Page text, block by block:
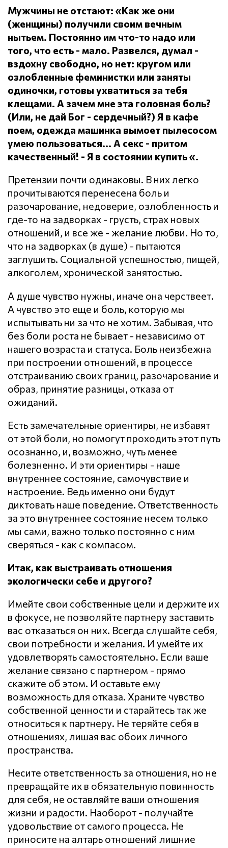
Мужчины не отстают: «Как же они
(женщины) получили своим вечным
нытьем. Постоянно им что-то надо или
того, что есть - мало. Развелся, думал -
вздохну свободно, но нет: кругом или
озлобленные феминистки или заняты
одиночки, готовы ухватиться за тебя
клещами. А зачем мне эта головная боль?
(Или, не дай Бог - сердечный?) Я в кафе
поем, одежда машинка вымоет пылесосом
умею пользоваться... А секс - притом
качественный! - Я в состоянии купить «.
Претензии почти одинаковы. В них легко
прочитываются перенесена боль и
разочарование, недоверие, озлобленность и
где-то на задворках - грусть, страх новых
отношений, и все же - желание любви. Но то,
что на задворках (в душе) - пытаются
заглушить. Социальной успешностью, пищей,
алкоголем, хронической занятостью.
А душе чувство нужны, иначе она черствеет.
А чувство это еще и боль, которую мы
испытывать ни за что не хотим. Забывая, что
без боли роста не бывает - независимо от
нашего возраста и статуса. Боль неизбежна
при построении отношений, в процессе
отстраиванию своих границ, разочарование и
образ, принятие разницы, отказа от
ожиданий.
Есть замечательные ориентиры, не избавят
от этой боли, но помогут проходить этот путь
осознанно, и, возможно, чуть менее
болезненно. И эти ориентиры - наше
внутреннее состояние, самочувствие и
настроение. Ведь именно они будут
диктовать наше поведение. Ответственность
за это внутреннее состояние несем только
мы сами, важно только постоянно с ним
сверяться - как с компасом.
Итак, как выстраивать отношения
экологически себе и другого?
Имейте свои собственные цели и держите их
в фокусе, не позволяйте партнеру заставить
вас отказаться он них. Всегда слушайте себя,
свои потребности и желания. И умейте их
удовлетворять самостоятельно. Если ваше
желание связано с партнером - прямо
скажите об этом. И оставьте ему
возможность для отказа. Храните чувство
собственной ценности и старайтесь так же
относиться к партнеру. Не теряйте себя в
отношениях, лишая вас обоих личного
пространства.
Несите ответственность за отношения, но не
превращайте их в обязательную повинность
для себя, не оставляйте ваши отношения
жизни и радости. Наоборот - получайте
удовольствие от самого процесса. Не
приносите на алтарь отношений лишние